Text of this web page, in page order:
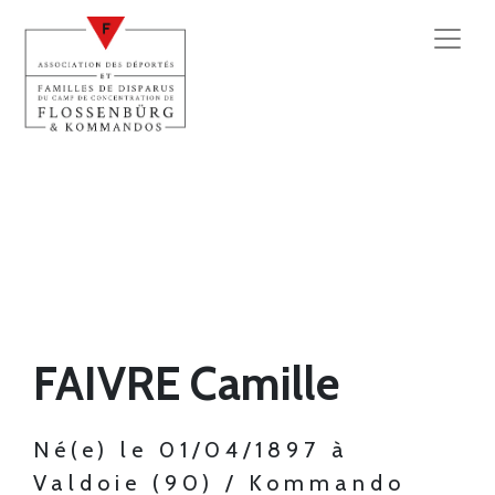
FAIVRE Camille
Né(e) le 01/04/1897 à
Valdoie (90) / Kommando